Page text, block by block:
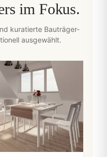
im Fokus.
kuratierte Bauträger-
ausgewählt.